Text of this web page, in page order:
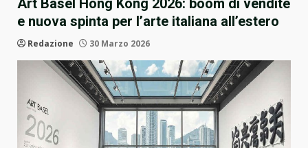
Art Basel Hong Kong 2026: boom di vendite
e nuova spinta per l’arte italiana all’estero
Redazione 30 Marzo 2026